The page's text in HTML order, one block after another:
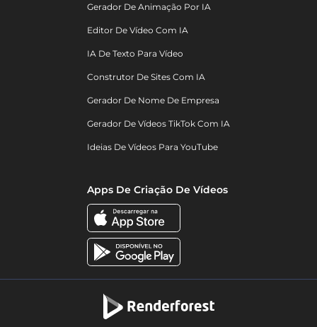
Gerador De Animação Por IA
Editor De Vídeo Com IA
IA De Texto Para Vídeo
Construtor De Sites Com IA
Gerador De Nome De Empresa
Gerador De Vídeos TikTok Com IA
Ideias De Vídeos Para YouTube
Apps De Criação De Vídeos